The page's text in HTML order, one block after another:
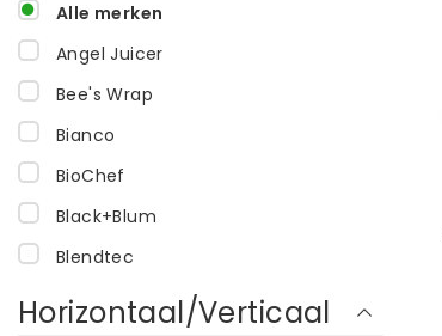
Alle merken
Angel Juicer
Bee's Wrap
Bianco
BioChef
Black+Blum
Blendtec
Bottle Bright
Horizontaal/Verticaal